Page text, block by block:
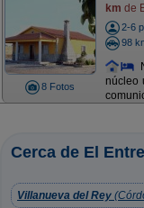
8 Fotos
km de
2-6
98
núcleo
Cerca de El
Villanueva del Rey